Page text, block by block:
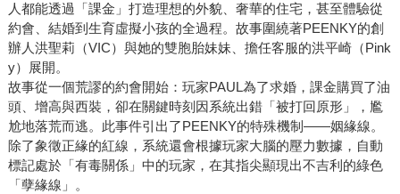
人都能透過「課金」打造理想的外貌、奢華的住宅，甚至體驗從
約會、結婚到生育虛擬小孩的全過程。故事圍繞著PEENKY的創
辦人洪聖莉（VIC）與她的雙胞胎妹妹、擔任客服的洪平崎（Pink
y）展開。
故事從一個荒謬的約會開始：玩家PAUL為了求婚，課金購買了油
頭、增高與西裝，卻在關鍵時刻因系統出錯「被打回原形」，尷
尬地落荒而逃。此事件引出了PEENKY的特殊機制——姻緣線。
除了象徵正緣的紅線，系統還會根據玩家大腦的壓力數據，自動
標記處於「有毒關係」中的玩家，在其指尖顯現出不吉利的綠色
「孽緣線」。